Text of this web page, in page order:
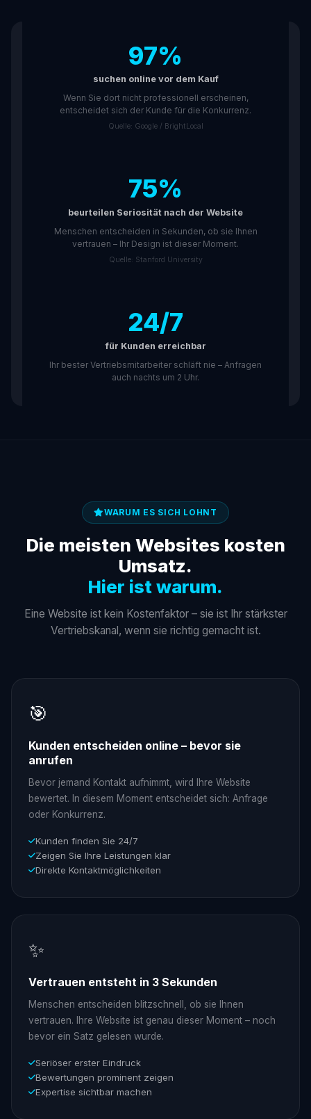
97%
suchen online vor dem Kauf
Wenn Sie dort nicht professionell erscheinen,
entscheidet sich der Kunde für die Konkurrenz.
Quelle: Google / BrightLocal
75%
beurteilen Seriosität nach der Website
Menschen entscheiden in Sekunden, ob sie Ihnen
vertrauen – Ihr Design ist dieser Moment.
Quelle: Stanford University
24/7
für Kunden erreichbar
Ihr bester Vertriebsmitarbeiter schläft nie – Anfragen
auch nachts um 2 Uhr.
WARUM ES SICH LOHNT
Die meisten Websites kosten
Umsatz.
Hier ist warum.
Eine Website ist kein Kostenfaktor – sie ist Ihr stärkster
Vertriebskanal, wenn sie richtig gemacht ist.
🎯
Kunden entscheiden online – bevor sie
anrufen
Bevor jemand Kontakt aufnimmt, wird Ihre Website
bewertet. In diesem Moment entscheidet sich: Anfrage
oder Konkurrenz.
Kunden finden Sie 24/7
Zeigen Sie Ihre Leistungen klar
Direkte Kontaktmöglichkeiten
✨
Vertrauen entsteht in 3 Sekunden
Menschen entscheiden blitzschnell, ob sie Ihnen
vertrauen. Ihre Website ist genau dieser Moment – noch
bevor ein Satz gelesen wurde.
Seriöser erster Eindruck
Bewertungen prominent zeigen
Expertise sichtbar machen